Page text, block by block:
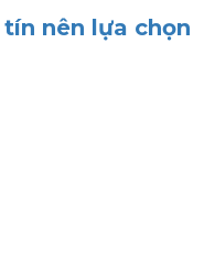
nên lựa chọn